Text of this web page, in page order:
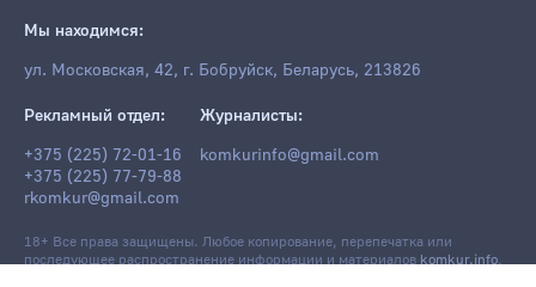
Мы находимся:
ул. Московская, 42, г. Бобруйск, Беларусь, 213826
Рекламный отдел:
+375 (225) 72-01-16
+375 (225) 77-79-88
rkomkur@gmail.com
Журналисты:
komkurinfo@gmail.com
18+ Все права защищены. Любое копирование, перепечатка или
последующее распространение информации и материалов komkur.info,